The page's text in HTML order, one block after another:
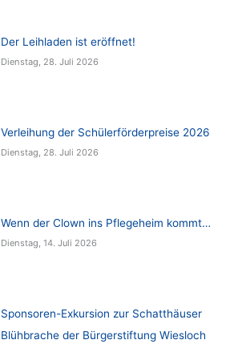
Der Leihladen ist eröffnet!
Dienstag, 28. Juli 2026
Verleihung der Schülerförderpreise 2026
Dienstag, 28. Juli 2026
Wenn der Clown ins Pflegeheim kommt…
Dienstag, 14. Juli 2026
Sponsoren-Exkursion zur Schatthäuser
Blühbrache der Bürgerstiftung Wiesloch